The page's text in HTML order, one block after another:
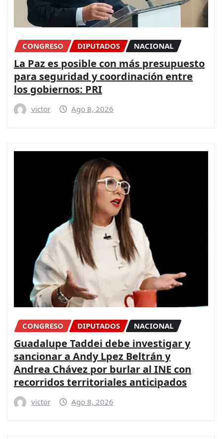
CONGRESO DIPUTADOS NACIONAL
La Paz es posible con más presupuesto
para seguridad y coordinación entre
los gobiernos: PRI
victor Ago 8, 2026
CONGRESO DIPUTADOS NACIONAL
Guadalupe Taddei debe investigar y
sancionar a Andy Lpez Beltrán y
Andrea Chávez por burlar al INE con
recorridos territoriales anticipados
victor Ago 8, 2026